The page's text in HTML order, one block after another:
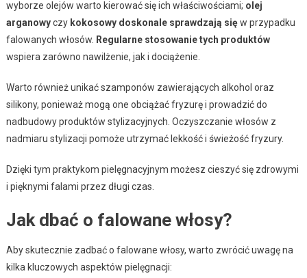
wyborze olejów warto kierować się ich właściwościami; olej
arganowyczy kokosowy doskonale sprawdzają sięw przypadku
falowanych włosów. Regularne stosowanie tych produktów
wspiera zarówno nawilżenie, jak i dociążenie.
Warto również unikać szamponów zawierających alkohol oraz
silikony, ponieważ mogą one obciążać fryzurę i prowadzić do
nadbudowy produktów stylizacyjnych. Oczyszczanie włosów z
nadmiaru stylizacji pomoże utrzymać lekkość i świeżość fryzury.
Dzięki tym praktykom pielęgnacyjnym możesz cieszyć się zdrowymi
i pięknymi falami przez długi czas.
Jak dbać o falowane włosy?
Aby skutecznie zadbać o falowane włosy, warto zwrócić uwagę na
kilka kluczowych aspektów pielęgnacji: